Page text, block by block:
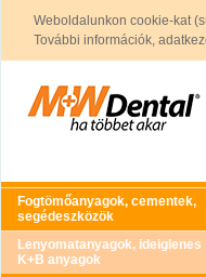
Weboldalunkon cookie-kat
További információk,
Fogtömőanyagok, cementek,
segédeszközök
Lenyomatanyagok, ideiglenes
K+B anyagok